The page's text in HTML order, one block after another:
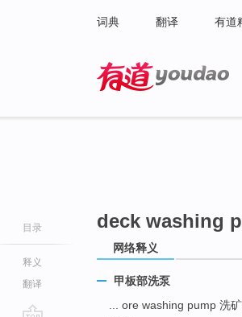
词典 翻译 有道
目录
释义
翻译
deck washing
网络释义
甲板部洗泵
... ore washing pump 洗